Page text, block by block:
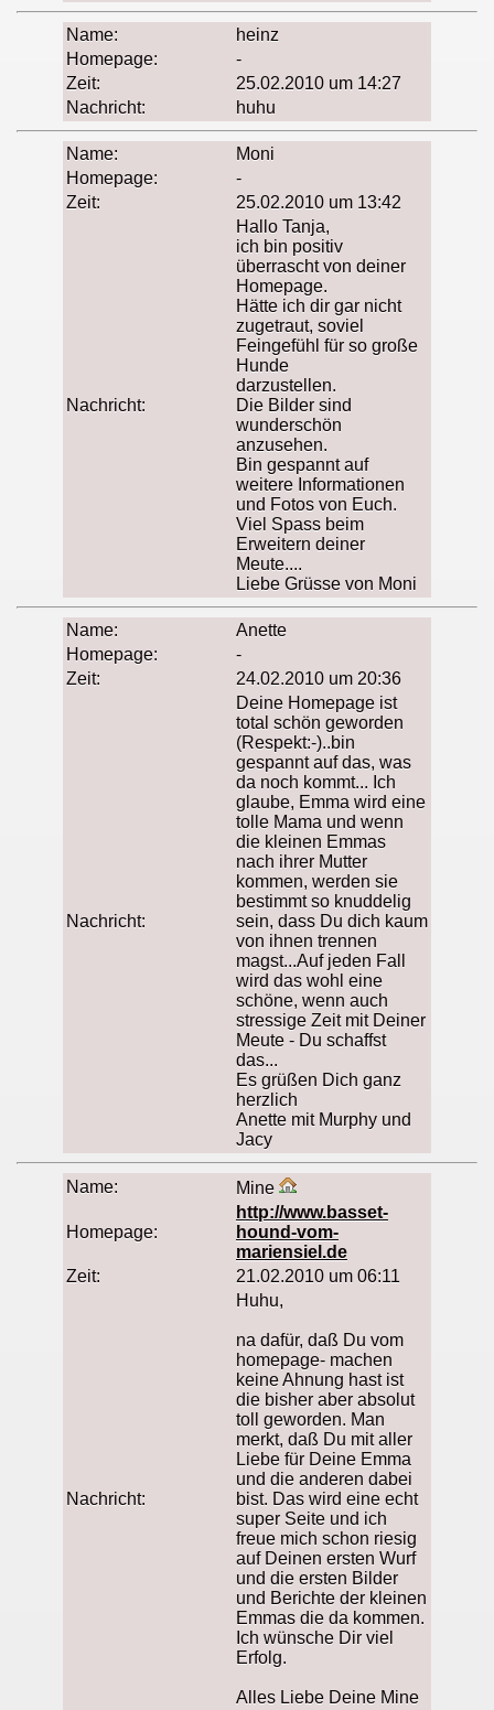
Name:
heinz
Homepage:
-
Zeit:
25.02.2010 um 14:27
Nachricht:
huhu
Name:
Moni
Homepage:
-
Zeit:
25.02.2010 um 13:42
Nachricht:
Hallo Tanja,
ich bin positiv
überrascht von deiner
Homepage.
Hätte ich dir gar nicht
zugetraut, soviel
Feingefühl für so große
Hunde
darzustellen.
Die Bilder sind
wunderschön
anzusehen.
Bin gespannt auf
weitere Informationen
und Fotos von Euch.
Viel Spass beim
Erweitern deiner
Meute....
Liebe Grüsse von Moni
Name:
Anette
Homepage:
-
Zeit:
24.02.2010 um 20:36
Nachricht:
Deine Homepage ist
total schön geworden
(Respekt:-)..bin
gespannt auf das, was
da noch kommt... Ich
glaube, Emma wird eine
tolle Mama und wenn
die kleinen Emmas
nach ihrer Mutter
kommen, werden sie
bestimmt so knuddelig
sein, dass Du dich kaum
von ihnen trennen
magst...Auf jeden Fall
wird das wohl eine
schöne, wenn auch
stressige Zeit mit Deiner
Meute - Du schaffst
das...
Es grüßen Dich ganz
herzlich
Anette mit Murphy und
Jacy
Name: Mine
Homepage:
http://www.basset-
hound-vom-
mariensiel.de
Zeit:
21.02.2010 um 06:11
Nachricht:
Huhu,
na dafür, daß Du vom
homepage- machen
keine Ahnung hast ist
die bisher aber absolut
toll geworden. Man
merkt, daß Du mit aller
Liebe für Deine Emma
und die anderen dabei
bist. Das wird eine echt
super Seite und ich
freue mich schon riesig
auf Deinen ersten Wurf
und die ersten Bilder
und Berichte der kleinen
Emmas die da kommen.
Ich wünsche Dir viel
Erfolg.
Alles Liebe Deine Mine